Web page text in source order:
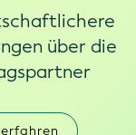
über die